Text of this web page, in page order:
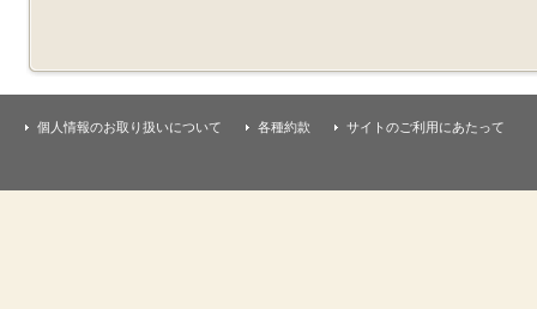
個人情報のお取り扱いについて 各種約款 サイトのご利用にあたって